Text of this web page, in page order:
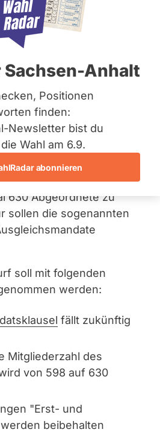
Vorpommern
Spenden
Sachsen-Anhalt
Positionen
finden:
Newsletter bist du
Wahl am 6.9.
abonnieren
des
eines
der
in geänderter
sieht eine
vor, mit dem Ziel, den
von aktuell 736 auf
630 Abgeordnete zu
sollen die sogenannten
soll mit folgenden
werden:
fällt zukünftig
Mitgliederzahl des
von 598 auf 630
"Erst- und
beibehalten